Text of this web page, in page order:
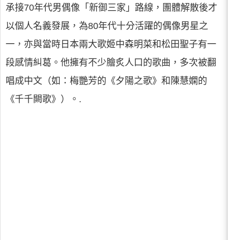
承接70年代男偶像「新御三家」路線，團體解散後才
以個人名義發展，為80年代十分活躍的偶像男星之
一，亦與當時日本兩大歌姬中森明菜和松田聖子有一
段感情糾葛。他擁有不少膾炙人口的歌曲，多次被翻
唱成中文（如：梅艷芳的《夕陽之歌》和陳慧嫻的
《千千闕歌》）。.